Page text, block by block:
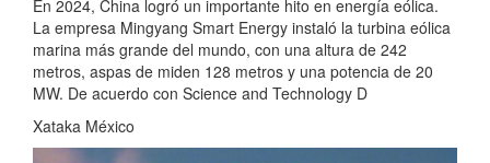
En 2024, China logró un importante hito en energía eólica.
La empresa Mingyang Smart Energy instaló la turbina eólica
marina más grande del mundo, con una altura de 242
metros, aspas de miden 128 metros y una potencia de 20
MW. De acuerdo con Science and Technology D
Xataka México